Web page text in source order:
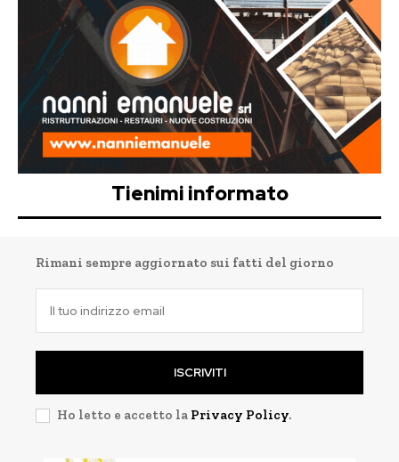
Tienimi informato
Rimani sempre aggiornato sui fatti del giorno
ISCRIVITI
Ho letto e accetto la Privacy Policy.